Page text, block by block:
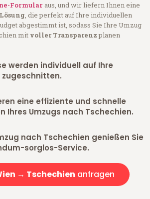
Formular aus, und wir liefern Ihnen eine
, die perfekt auf Ihre individuellen
abgestimmt ist, sodass Sie Ihre Umzug
mit voller Transparenzplanen
werden individuell auf Ihre
zugeschnitten.
eine effiziente und schnelle
Ihres Umzugs nach Tschechien.
nach Tschechien genießen Sie
sorglos-Service.
→ Tschechien anfragen